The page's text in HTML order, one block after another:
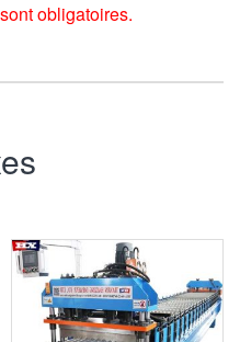
obligatoires.